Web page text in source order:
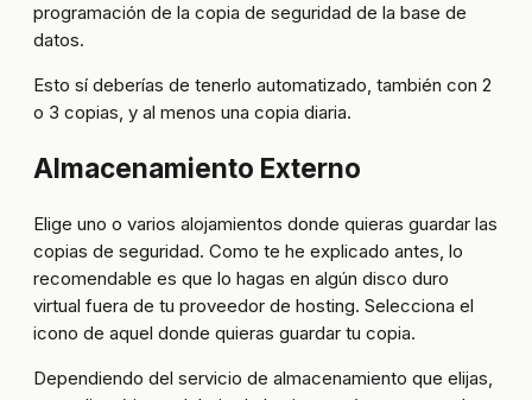
programación de la copia de seguridad de la base de
datos.
Esto sí deberías de tenerlo automatizado, también con 2
o 3 copias, y al menos una copia diaria.
Almacenamiento Externo
Elige uno o varios alojamientos donde quieras guardar las
copias de seguridad. Como te he explicado antes, lo
recomendable es que lo hagas en algún disco duro
virtual fuera de tu proveedor de hosting. Selecciona el
icono de aquel donde quieras guardar tu copia.
Dependiendo del servicio de almacenamiento que elijas,